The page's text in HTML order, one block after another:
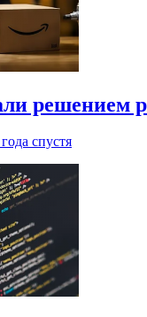
решением
спустя